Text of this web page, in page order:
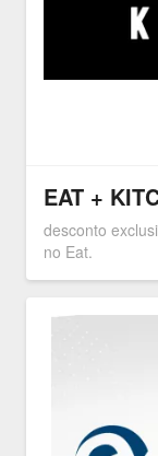
EAT +
desconto
no Eat.